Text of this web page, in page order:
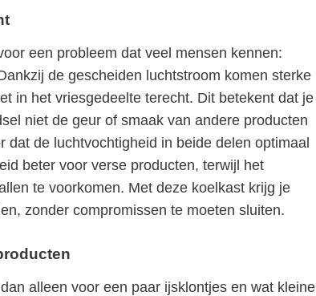
een probleem dat veel mensen kennen:
de gescheiden luchtstroom komen sterke
in het vriesgedeelte terecht. Dit betekent dat je
niet de geur of smaak van andere producten
de luchtvochtigheid in beide delen optimaal
beter voor verse producten, terwijl het
te voorkomen. Met deze koelkast krijg je
zonder compromissen te moeten sluiten.
alleen voor een paar ijsklontjes en wat kleine